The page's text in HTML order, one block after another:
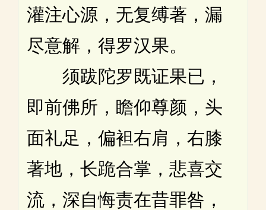
灌注心源，无复缚著，漏
尽意解，得罗汉果。
须跋陀罗既证果已，
即前佛所，瞻仰尊颜，头
面礼足，偏袒右肩，右膝
著地，长跪合掌，悲喜交
流，深自悔责在昔罪咎，